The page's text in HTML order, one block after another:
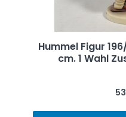
Hummel Figur
cm. 1 Wahl